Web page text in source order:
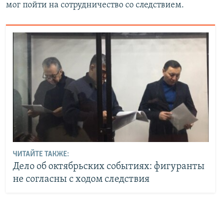
мог пойти на сотрудничество со следствием.
ЧИТАЙТЕ ТАКЖЕ:
Дело об октябрьских событиях: фигуранты
не согласны с ходом следствия